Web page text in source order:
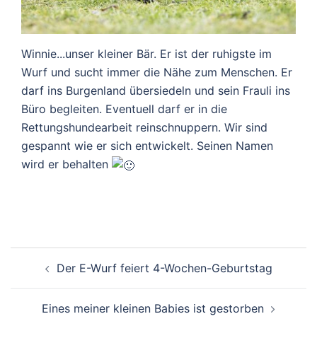
Winnie...unser kleiner Bär. Er ist der ruhigste im
Wurf und sucht immer die Nähe zum Menschen. Er
darf ins Burgenland übersiedeln und sein Frauli ins
Büro begleiten. Eventuell darf er in die
Rettungshundearbeit reinschnuppern. Wir sind
gespannt wie er sich entwickelt. Seinen Namen
wird er behalten
Beitragsnavigation
Der E-Wurf feiert 4-Wochen-Geburtstag
Eines meiner kleinen Babies ist gestorben